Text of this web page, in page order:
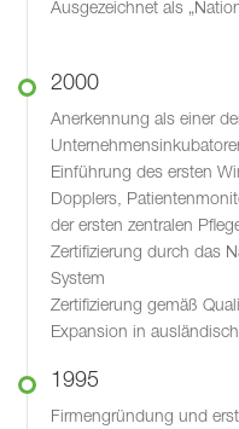
Ausgezeichnet als
2000
Anerkennung als einer
Einführung des ersten
Dopplers,
der ersten zentralen
Zertifizierung durch das
System
Zertifizierung gemäß
Expansion in
1995
Firmengründung und